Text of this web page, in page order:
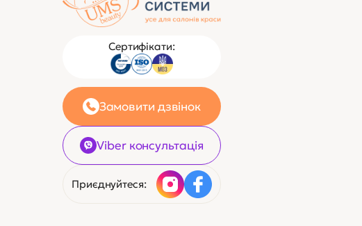
Сертифікати:
Замовити дзвінок
Viber консультація
Приєднуйтеся: